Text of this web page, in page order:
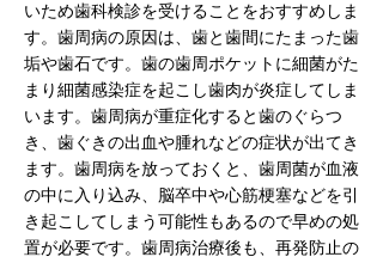
いため歯科検診を受けることをおすすめしま
す。歯周病の原因は、歯と歯間にたまった歯
垢や歯石です。歯の歯周ポケットに細菌がた
まり細菌感染症を起こし歯肉が炎症してしま
います。歯周病が重症化すると歯のぐらつ
き、歯ぐきの出血や腫れなどの症状が出てき
ます。歯周病を放っておくと、歯周菌が血液
の中に入り込み、脳卒中や心筋梗塞などを引
き起こしてしまう可能性もあるので早めの処
置が必要です。歯周病治療後も、再発防止の